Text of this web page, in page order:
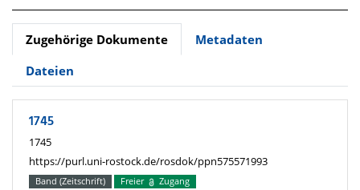
Zugehörige Dokumente
Metadaten
Dateien
1745
1745
https://purl.uni-rostock.de/rosdok/ppn575571993
Band (Zeitschrift) Freier Zugang